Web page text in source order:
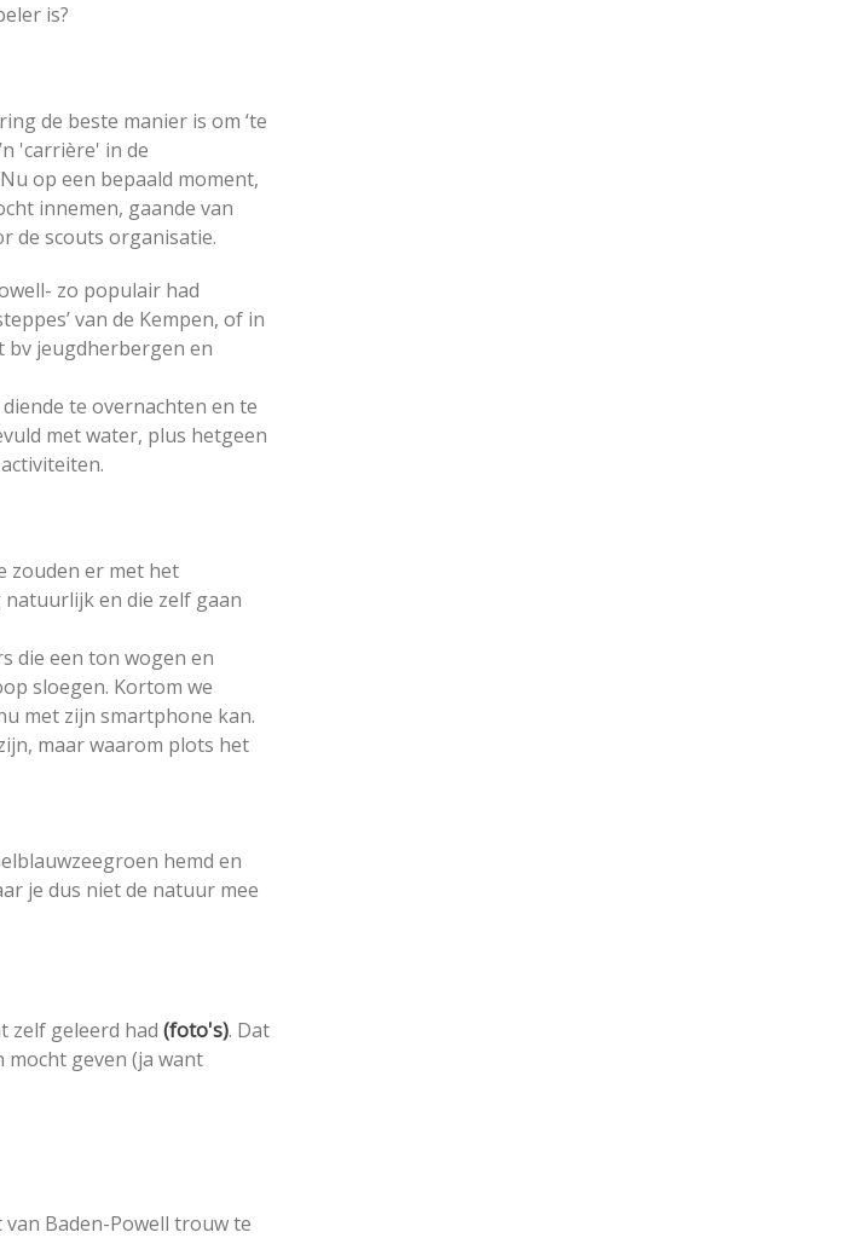
is?
de beste manier is om ‘te
'carrière' in de
op een bepaald moment,
innemen, gaande van
de scouts organisatie.
zo populair had
van de Kempen, of in
bv jeugdherbergen en
te overnachten en te
met water, plus hetgeen
zouden er met het
en die zelf gaan
die een ton wogen en
sloegen. Kortom we
met zijn smartphone kan.
maar waarom plots het
hemd en
je dus niet de natuur mee
zelf geleerd had (foto's). Dat
geven (ja want
Baden-Powell trouw te